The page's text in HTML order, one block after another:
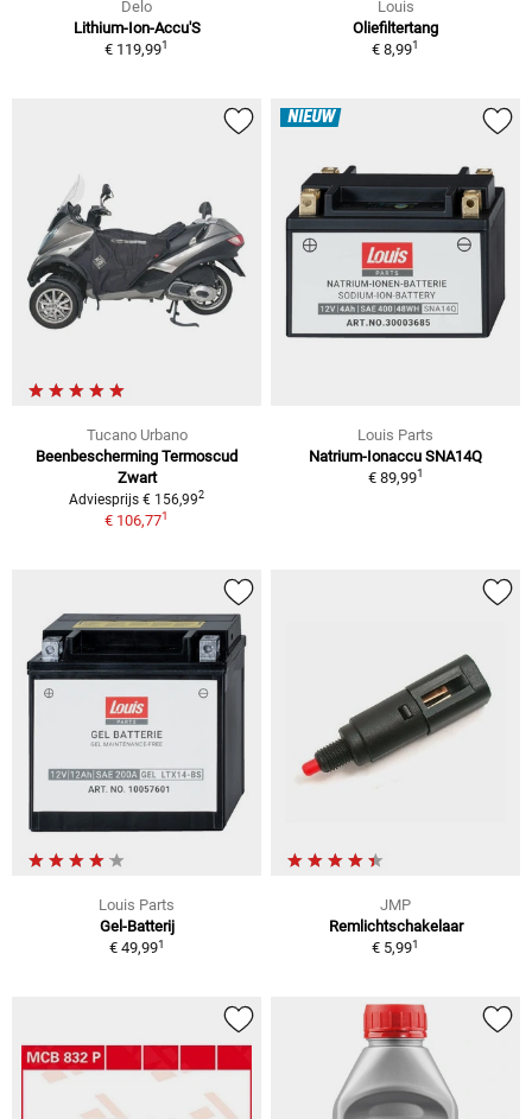
Delo
Lithium-Ion-Accu'S
€ 119,991
Louis
Oliefiltertang
€ 8,991
Tucano Urbano
Beenbescherming Termoscud
Zwart
Adviesprijs € 156,992
€ 106,771
NIEUW
Louis Parts
Natrium-Ionaccu SNA14Q
€ 89,991
Louis Parts
Gel-Batterij
€ 49,991
JMP
Remlichtschakelaar
€ 5,991